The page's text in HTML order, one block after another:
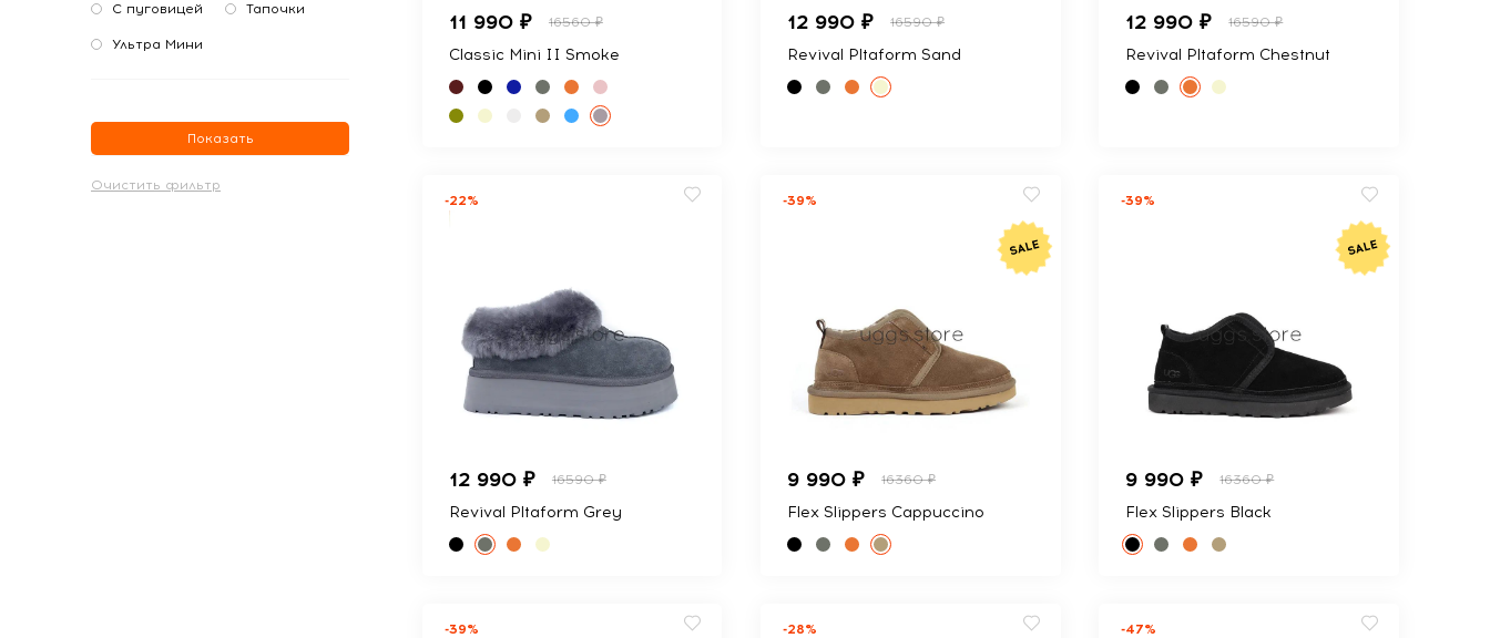
С пуговицей Тапочки
Ультра Мини
Показать
11 990 ₽ 16560 ₽
Classic Mini II Smoke
12 990 ₽ 16590 ₽
Revival Pltaform Sand
12 990 ₽ 16590 ₽
Revival Pltaform Chestnut
-22%
12 990 ₽ 16590 ₽
Revival Pltaform Grey
-39%
9 990 ₽ 16360 ₽
Flex Slippers Cappuccino
-39%
9 990 ₽ 16360 ₽
Flex Slippers Black
-39% -28% -47%